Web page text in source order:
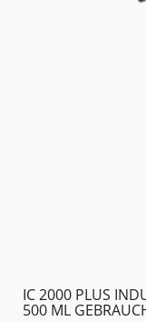
IC 2000 PLUS
500 ML